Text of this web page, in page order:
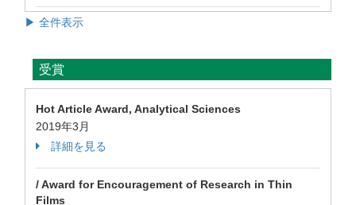
▶ 全件表示
受賞
Hot Article Award, Analytical Sciences
2019年3月
詳細を見る
/ Award for Encouragement of Research in Thin
Films